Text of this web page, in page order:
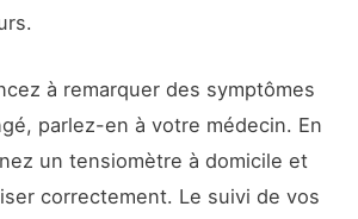
à remarquer des symptômes
parlez-en à votre médecin. En
un tensiomètre à domicile et
correctement. Le suivi de vos